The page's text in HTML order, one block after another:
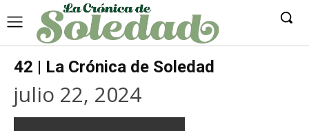
42 | La Crónica de Soledad
julio 22, 2024